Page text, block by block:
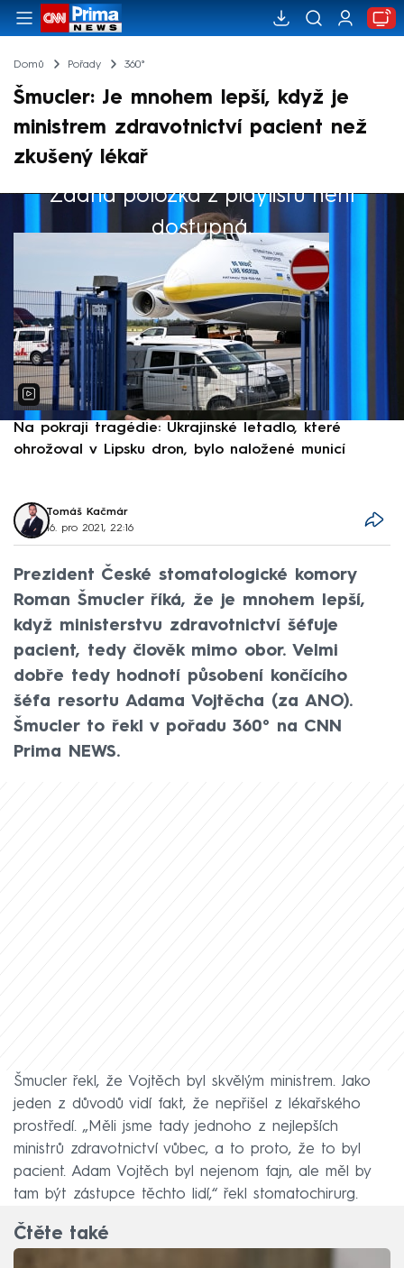
Domů Pořady 360°
Šmucler: Je mnohem lepší, když je
ministrem zdravotnictví pacient než
zkušený lékař
Žádná položka z playlistu není
dostupná.
Výběr redakce
Na pokraji tragédie: Ukrajinské letadlo, které
ohrožoval v Lipsku dron, bylo naložené municí
Tomáš Kačmár
16. pro 2021, 22:16
Prezident České stomatologické komory
Roman Šmucler říká, že je mnohem lepší,
když ministerstvu zdravotnictví šéfuje
pacient, tedy člověk mimo obor. Velmi
dobře tedy hodnotí působení končícího
šéfa resortu Adama Vojtěcha (za ANO).
Šmucler to řekl v pořadu 360° na CNN
Prima NEWS.
Šmucler řekl, že Vojtěch byl skvělým ministrem. Jako
jeden z důvodů vidí fakt, že nepřišel z lékařského
prostředí. „Měli jsme tady jednoho z nejlepších
ministrů zdravotnictví vůbec, a to proto, že to byl
pacient. Adam Vojtěch byl nejenom fajn, ale měl by
tam být zástupce těchto lidí,“ řekl stomatochirurg.
Čtěte také